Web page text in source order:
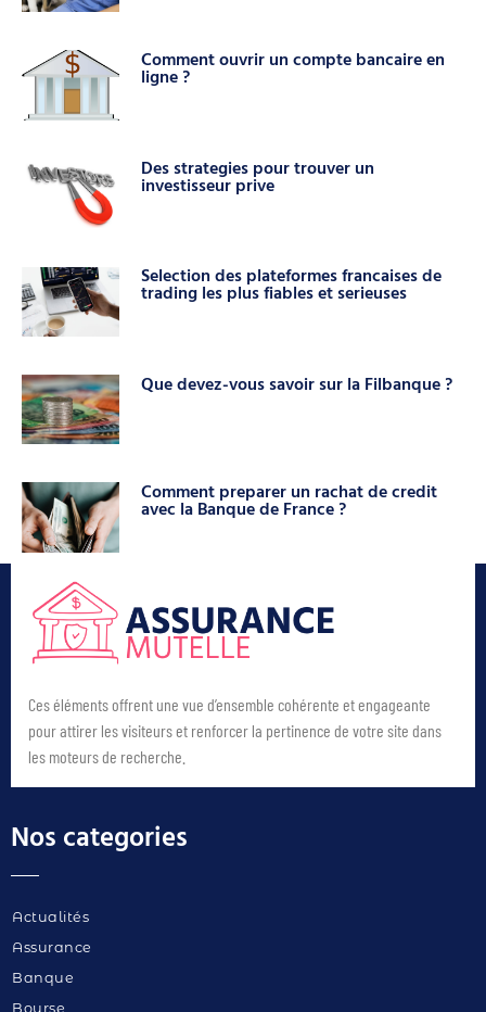
Comment ouvrir un compte bancaire en
ligne ?
Des strategies pour trouver un
investisseur prive
Selection des plateformes francaises de
trading les plus fiables et serieuses
Que devez-vous savoir sur la Filbanque ?
Comment preparer un rachat de credit
avec la Banque de France ?
Ces éléments offrent une vue d’ensemble cohérente et engageante
pour attirer les visiteurs et renforcer la pertinence de votre site dans
les moteurs de recherche.
Nos categories
Actualités
Assurance
Banque
Bourse